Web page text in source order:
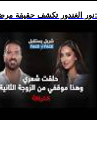
.. نور الغندور تكشف حقيقة مرضها وزواجها وعملها الرمضاني القادم: